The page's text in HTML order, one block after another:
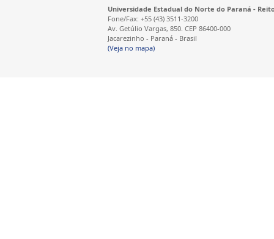
Universidade Estadual do Norte do Paraná -
Fone/Fax: +55 (43) 3511-3200
Av. Getúlio Vargas, 850. CEP 86400-000
Jacarezinho - Paraná - Brasil
(Veja no mapa)